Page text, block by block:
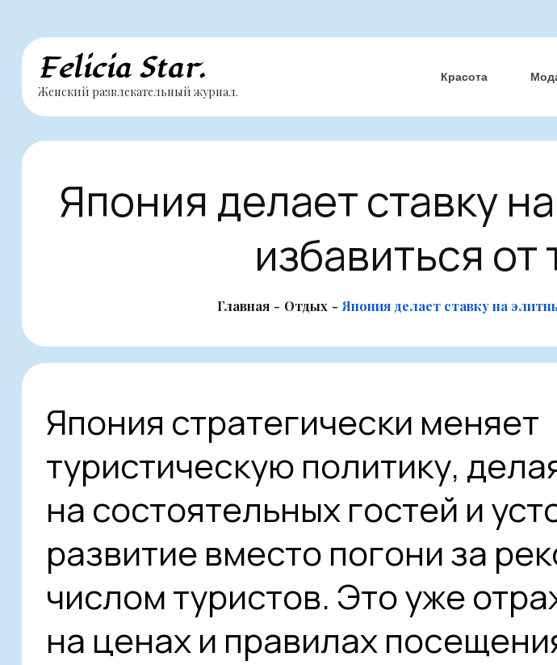
Перейти
содержимому
Felicia Star.
Женский развлекательный журнал.
Красота
Япония делает ставку
избавиться от
Главная Отдых Япония делает ставку на
Япония стратегически меняет
туристическую политику,
на состоятельных гостей и
развитие вместо погони за
числом туристов. Это уже
на ценах и правилах